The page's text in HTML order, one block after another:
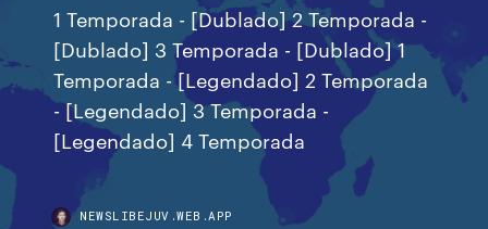
1 Temporada - [Dublado] 2 Temporada -
[Dublado] 3 Temporada - [Dublado] 1
Temporada - [Legendado] 2 Temporada
- [Legendado] 3 Temporada -
[Legendado] 4 Temporada
NEWSLIBEJUV.WEB.APP